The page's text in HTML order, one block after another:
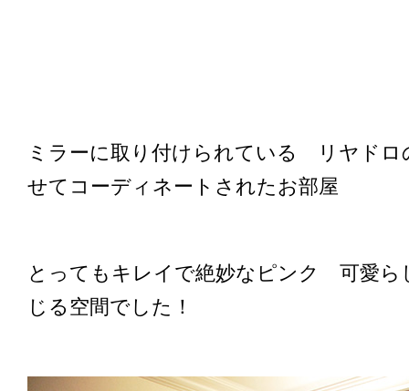
ミラーに取り付けられている リヤドロ
せてコーディネートされたお部屋
とってもキレイで絶妙なピンク 可愛ら
じる空間でした！